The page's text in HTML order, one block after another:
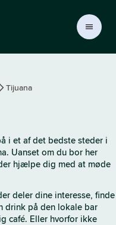
Tijuana
i et af det bedste steder i
Uanset om du bor her
hjælpe dig med at møde
deler dine interesse, finde
drink på den lokale bar
café. Eller hvorfor ikke